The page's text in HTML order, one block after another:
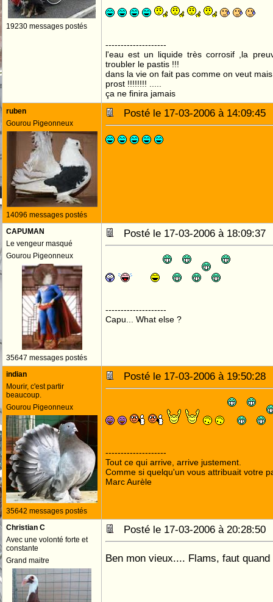
19230 messages postés
--------------------
l'eau est un liquide très corrosif ,la
troubler le pastis !!!
dans la vie on fait pas comme on veut
prost !!!!!!!! .....
ça ne finira jamais
ruben
Gourou Pigeonneux
14096 messages postés
Posté le 17-03-2006 à
CAPUMAN
Le vengeur masqué
Gourou Pigeonneux
35647 messages postés
Posté le 17-03-2006 à
--------------------
Capu... What else ?
indian
Mourir, c'est partir
beaucoup.
Gourou Pigeonneux
35642 messages postés
Posté le 17-03-2006 à
--------------------
Tout ce qui arrive, arrive justement.
Comme si quelqu'un vous attribuait votre
Marc Aurèle
Christian C
Avec une volonté forte et
constante
Grand maitre
Posté le 17-03-2006 à
Ben mon vieux.... Flams, faut